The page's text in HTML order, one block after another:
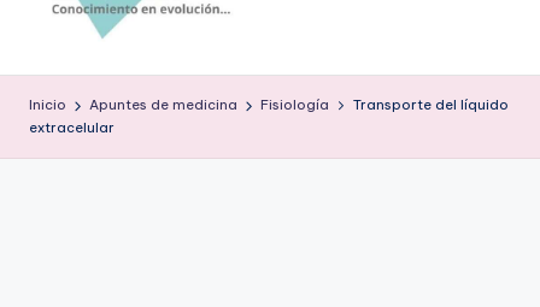
o
m
estudio,
Inicio Apuntes de medicina Fisiología
Transporte del líquido
extracelular